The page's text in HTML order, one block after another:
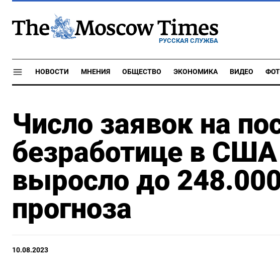
РУССКАЯ СЛУЖБА
НОВОСТИ МНЕНИЯ ОБЩЕСТВО ЭКОНОМИКА ВИДЕО
Число заявок на
безработице в
выросло до
прогноза
10.08.2023